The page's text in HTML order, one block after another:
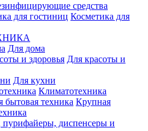
средства
Косметика для
Для дома
Для красоты и
Для кухни
Климатотехника
Крупная